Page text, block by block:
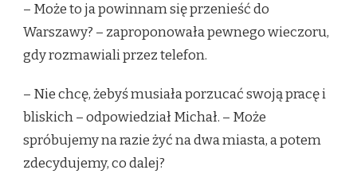
– Może to ja powinnam się przenieść do
Warszawy? – zaproponowała pewnego wieczoru,
gdy rozmawiali przez telefon.
– Nie chcę, żebyś musiała porzucać swoją pracę i
bliskich – odpowiedział Michał. – Może
spróbujemy na razie żyć na dwa miasta, a potem
zdecydujemy, co dalej?